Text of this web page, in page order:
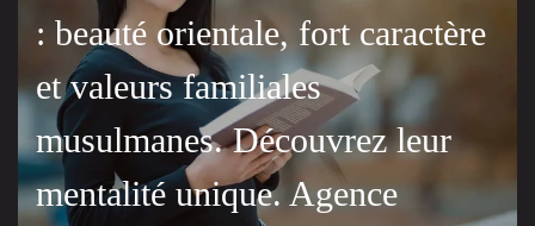
: beauté orientale, fort caractère
et valeurs familiales
musulmanes. Découvrez leur
mentalité unique. Agence